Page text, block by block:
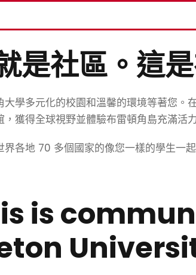
是社區。這
大學多元化的校園和溫馨的環境等著您。
，獲得全球視野並體驗布雷頓角島充滿活
界各地 70 多個國家的像您一樣的學生一
is